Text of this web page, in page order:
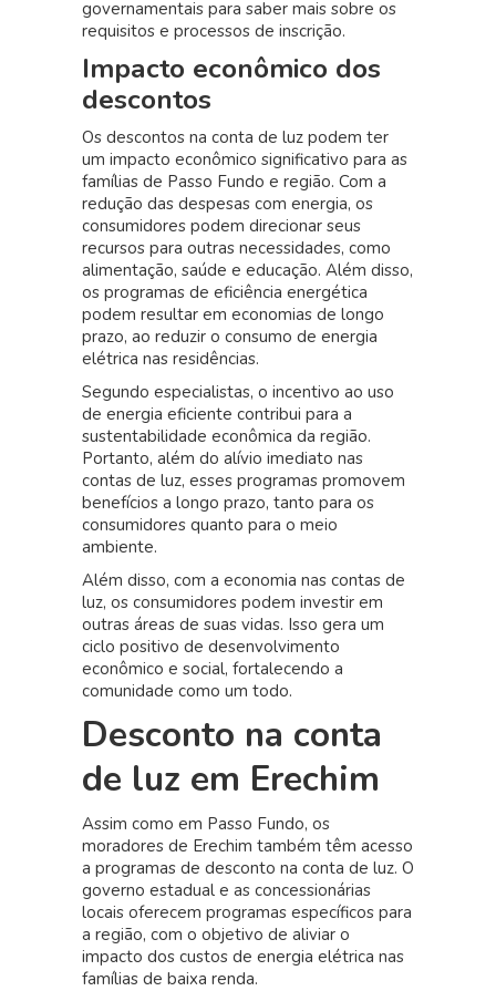
governamentais para saber mais sobre os
requisitos e processos de inscrição.
Impacto econômico dos
descontos
Os descontos na conta de luz podem ter
um impacto econômico significativo para as
famílias de Passo Fundo e região. Com a
redução das despesas com energia, os
consumidores podem direcionar seus
recursos para outras necessidades, como
alimentação, saúde e educação. Além disso,
os programas de eficiência energética
podem resultar em economias de longo
prazo, ao reduzir o consumo de energia
elétrica nas residências.
Segundo especialistas, o incentivo ao uso
de energia eficiente contribui para a
sustentabilidade econômica da região.
Portanto, além do alívio imediato nas
contas de luz, esses programas promovem
benefícios a longo prazo, tanto para os
consumidores quanto para o meio
ambiente.
Além disso, com a economia nas contas de
luz, os consumidores podem investir em
outras áreas de suas vidas. Isso gera um
ciclo positivo de desenvolvimento
econômico e social, fortalecendo a
comunidade como um todo.
Desconto na conta
de luz em Erechim
Assim como em Passo Fundo, os
moradores de Erechim também têm acesso
a programas de desconto na conta de luz. O
governo estadual e as concessionárias
locais oferecem programas específicos para
a região, com o objetivo de aliviar o
impacto dos custos de energia elétrica nas
famílias de baixa renda.